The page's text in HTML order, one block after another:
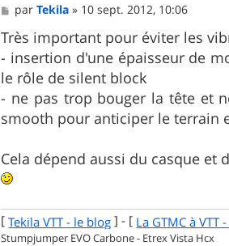
M
e
s
s
a
g
e
parTekila » 10 sept. 2012, 10:06
Très important pour éviter les
- insertion d'une épaisseur de
le rôle de silent block
- ne pas trop bouger la tête et
smooth pour anticiper le terrain
Cela dépend aussi du casque et
[Tekila VTT - le blog ] - [ La GTMC à VTT
Stumpjumper EVO Carbone - Etrex Vista Hcx